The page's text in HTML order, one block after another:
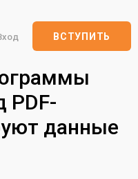
ВСТУПИТЬ
PDF-
данные